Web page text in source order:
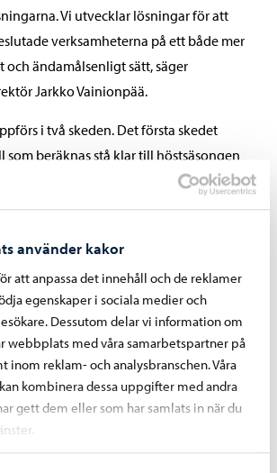
använder kakor
att anpassa det innehåll och de reklamer
egenskaper i sociala medier och
Dessutom delar vi information om
webbplats med våra samarbetspartner på
inom reklam- och analysbranschen. Våra
kombinera dessa uppgifter med andra
gett dem eller som har samlats in när du
Vi utvecklar lösningar för att
verksamheterna på ett både mer
och ändamålsenligt sätt, säger
Jarkko Vainionpää.
i två skeden. Det första skedet
som beräknas stå klar till höstsäsongen
ishallarna rivs sommaren 2028 och
andra skedet inleds. Det andra skedet
stå färdiga sommaren 2030.
för den nya byggnaden
våren tillsammans med
idrottstjänsterna, planerare, konsulter
för SRV.
i projektets övergripande
byggfasen kommer att bli mer effektiv,